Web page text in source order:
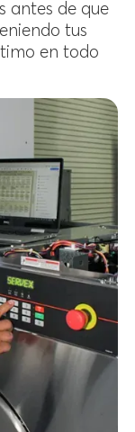
antes de que
tus
en todo